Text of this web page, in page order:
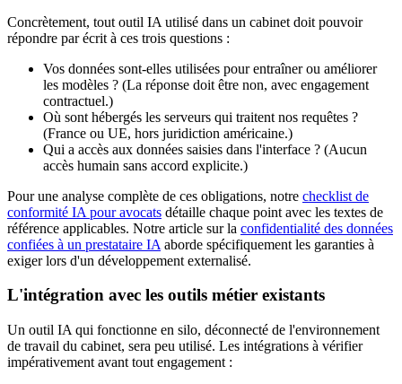
Concrètement, tout outil IA utilisé dans un cabinet doit pouvoir
répondre par écrit à ces trois questions :
Vos données sont-elles utilisées pour entraîner ou améliorer
les modèles ? (La réponse doit être non, avec engagement
contractuel.)
Où sont hébergés les serveurs qui traitent nos requêtes ?
(France ou UE, hors juridiction américaine.)
Qui a accès aux données saisies dans l'interface ? (Aucun
accès humain sans accord explicite.)
Pour une analyse complète de ces obligations, notre checklist de
conformité IA pour avocats détaille chaque point avec les textes de
référence applicables. Notre article sur la confidentialité des données
confiées à un prestataire IA aborde spécifiquement les garanties à
exiger lors d'un développement externalisé.
L'intégration avec les outils métier existants
Un outil IA qui fonctionne en silo, déconnecté de l'environnement
de travail du cabinet, sera peu utilisé. Les intégrations à vérifier
impérativement avant tout engagement :